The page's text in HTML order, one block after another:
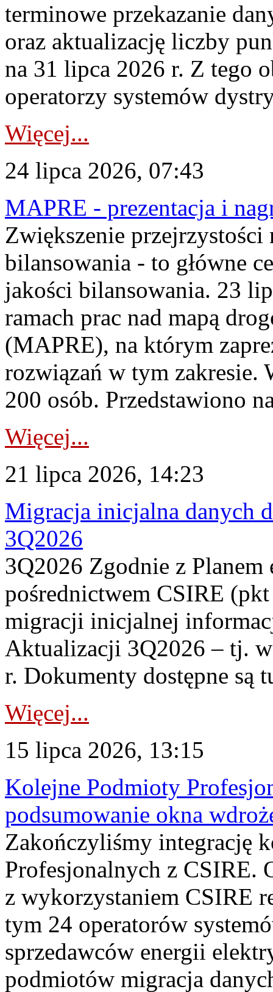
terminowe przekazanie
oraz aktualizację liczby
na 31 lipca 2026 r. Z tego
operatorzy systemów
Więcej...
24 lipca 2026, 07:43
MAPRE - prezentacja i
Zwiększenie
bilansowania - to główne
jakości bilansowania. 23
ramach prac nad mapą
(MAPRE), na którym
rozwiązań w tym zakresie.
200 osób. Przedstawiono
Więcej...
21 lipca 2026, 14:23
Migracja inicjalna danych
3Q2026
3Q2026 Zgodnie z
pośrednictwem CSIRE
migracji inicjalnej
Aktualizacji 3Q2026 – tj.
r. Dokumenty dostępne są
Więcej...
15 lipca 2026, 13:15
Kolejne Podmioty
podsumowanie okna
Zakończyliśmy integrację
Profesjonalnych z CSIRE.
z wykorzystaniem CSIRE
tym 24 operatorów
sprzedawców energii
podmiotów migracja